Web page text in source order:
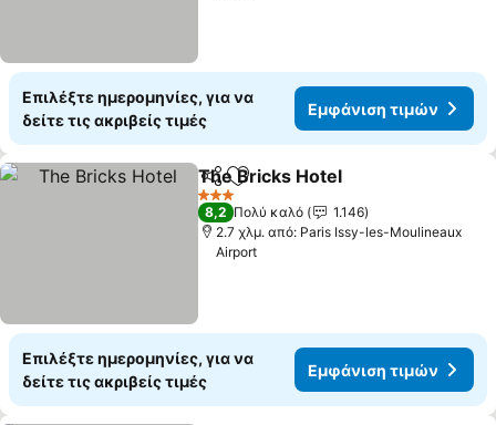
Επιλέξτε ημερομηνίες, για να
δείτε τις ακριβείς τιμές
Εμφάνιση τιμών
Κοινοποίηση
Προσθήκη στα αγαπημένα
The Bricks Hotel
3 Αστέρια
8,2 Πολύ καλό
1.146
2.7 χλμ. από: Paris Issy-les-Moulineaux
Airport
Επιλέξτε ημερομηνίες, για να
δείτε τις ακριβείς τιμές
Εμφάνιση τιμών